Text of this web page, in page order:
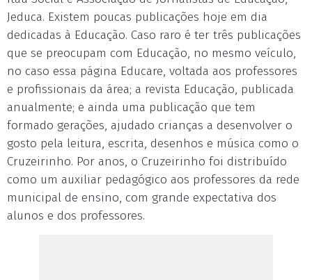
Jeduca. Existem poucas publicações hoje em dia
dedicadas à Educação. Caso raro é ter três publicações
que se preocupam com Educação, no mesmo veículo,
no caso essa página Educare, voltada aos professores
e profissionais da área; a revista Educação, publicada
anualmente; e ainda uma publicação que tem
formado gerações, ajudado crianças a desenvolver o
gosto pela leitura, escrita, desenhos e música como o
Cruzeirinho. Por anos, o Cruzeirinho foi distribuído
como um auxiliar pedagógico aos professores da rede
municipal de ensino, com grande expectativa dos
alunos e dos professores.